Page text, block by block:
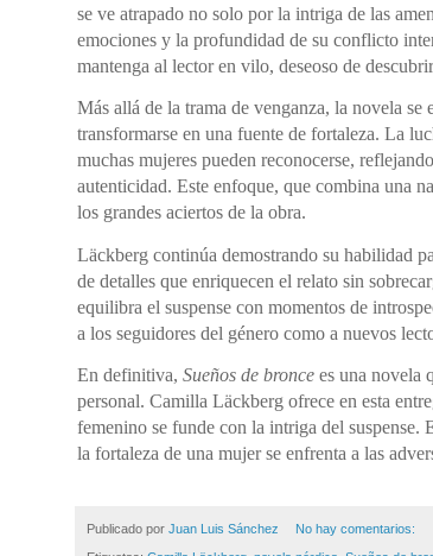
se ve atrapado no solo por la intriga de las
emociones y la profundidad de su conflicto
mantenga al lector en vilo, deseoso de
Más allá de la trama de venganza, la novela
transformarse en una fuente de fortaleza. La
muchas mujeres pueden reconocerse,
autenticidad. Este enfoque, que combina una
los grandes aciertos de la obra.
Läckberg continúa demostrando su habilidad
de detalles que enriquecen el relato sin
equilibra el suspense con momentos de
a los seguidores del género como a nuevos
En definitiva, Sueños de bronce es una novela
personal. Camilla Läckberg ofrece en esta
femenino se funde con la intriga del suspense.
la fortaleza de una mujer se enfrenta a las
Publicado por Juan Luis Sánchez No hay comentarios: